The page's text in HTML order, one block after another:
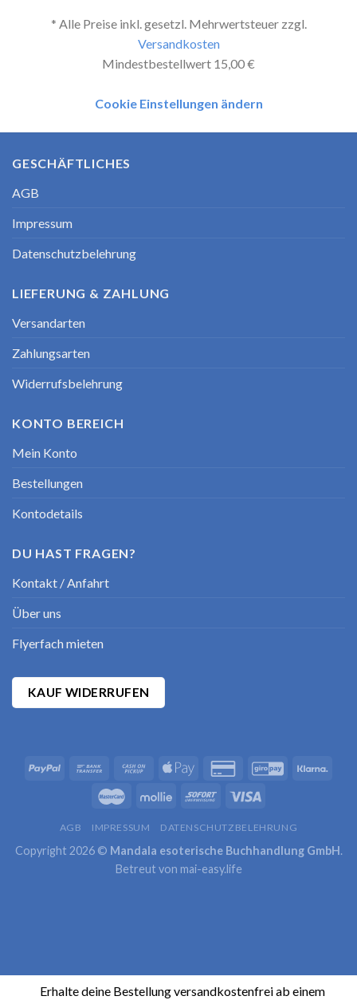
Erhalte deine Bestellung versandkostenfrei ab einem
* Alle Preise inkl. gesetzl. Mehrwertsteuer zzgl.
Versandkosten
Mindestbestellwert 15,00 €
Cookie Einstellungen ändern
GESCHÄFTLICHES
AGB
Impressum
Datenschutzbelehrung
LIEFERUNG & ZAHLUNG
Versandarten
Zahlungsarten
Widerrufsbelehrung
KONTO BEREICH
Mein Konto
Bestellungen
Kontodetails
DU HAST FRAGEN?
Kontakt / Anfahrt
Über uns
Flyerfach mieten
KAUF WIDERRUFEN
AGB IMPRESSUM DATENSCHUTZBELEHRUNG
Copyright 2026 © Mandala esoterische Buchhandlung GmbH.
Betreut von mai-easy.life